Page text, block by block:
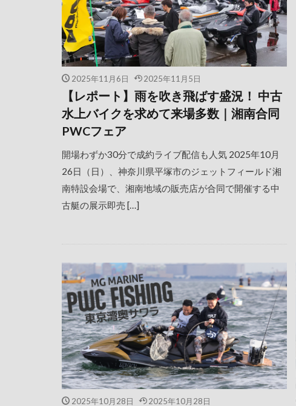
2025年11月6日 2025年11月5日
【レポート】雨を吹き飛ばす盛況！ 中古
水上バイクを求めて来場多数｜湘南合同
PWCフェア
開場わずか30分で成約ライブ配信も人気 2025年10月
26日（日）、神奈川県平塚市のジェットフィールド湘
南特設会場で、湘南地域の販売店が合同で開催する中
古艇の展示即売 […]
2025年10月28日 2025年10月28日